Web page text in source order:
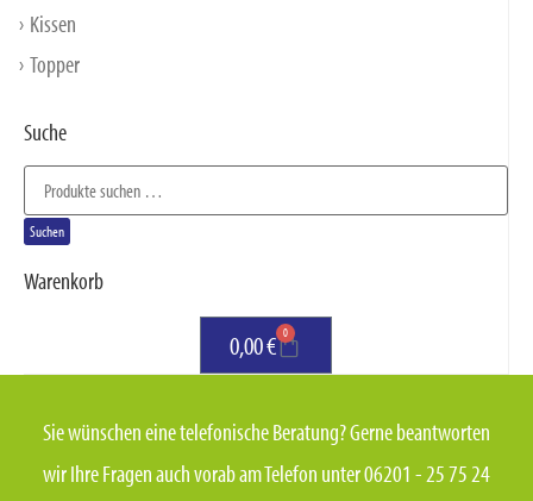
Kissen
Topper
Suche
Suchen
Warenkorb
0,00€ 0
Sie wünschen eine telefonische Beratung? Gerne beantworten
wir Ihre Fragen auch vorab am Telefon unter 06201 - 25 75 24